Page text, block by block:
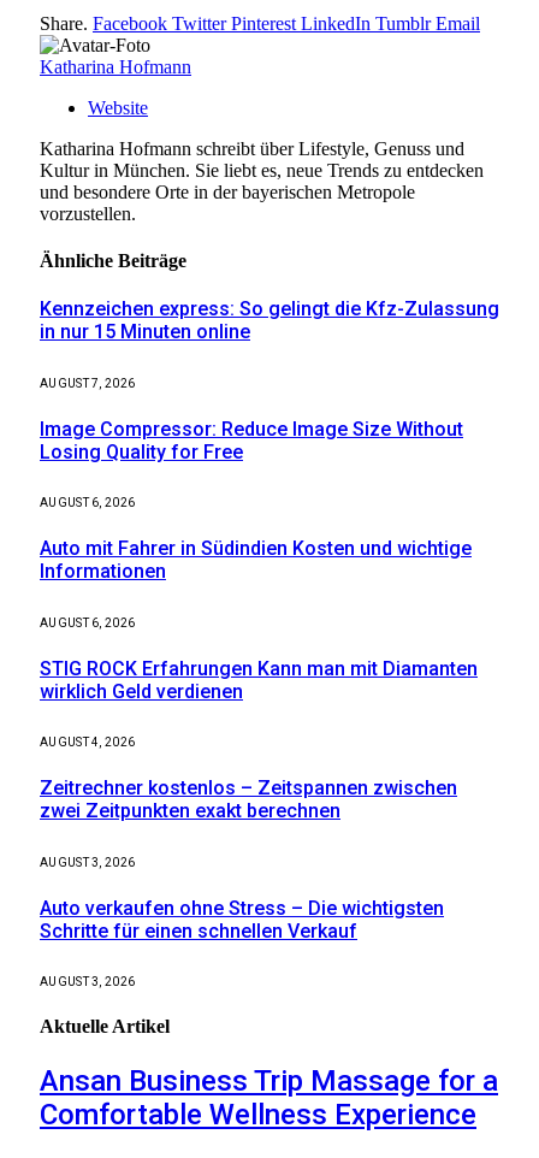
Share. Facebook Twitter Pinterest LinkedIn Tumblr Email
Katharina Hofmann
Website
Katharina Hofmann schreibt über Lifestyle, Genuss und
Kultur in München. Sie liebt es, neue Trends zu entdecken
und besondere Orte in der bayerischen Metropole
vorzustellen.
Ähnliche Beiträge
Kennzeichen express: So gelingt die Kfz-Zulassung
in nur 15 Minuten online
AUGUST 7, 2026
Image Compressor: Reduce Image Size Without
Losing Quality for Free
AUGUST 6, 2026
Auto mit Fahrer in Südindien Kosten und wichtige
Informationen
AUGUST 6, 2026
STIG ROCK Erfahrungen Kann man mit Diamanten
wirklich Geld verdienen
AUGUST 4, 2026
Zeitrechner kostenlos – Zeitspannen zwischen
zwei Zeitpunkten exakt berechnen
AUGUST 3, 2026
Auto verkaufen ohne Stress – Die wichtigsten
Schritte für einen schnellen Verkauf
AUGUST 3, 2026
AktuelleArtikel
Ansan Business Trip Massage for a
Comfortable Wellness Experience